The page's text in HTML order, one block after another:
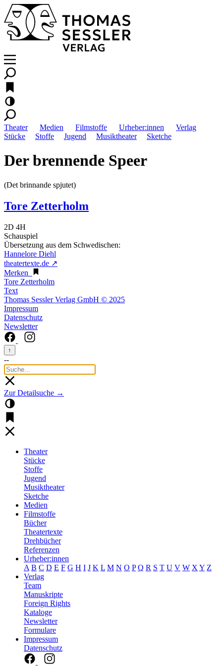
Theater Medien Filmstoffe Urheber:innen
Verlag
Stücke
Stoffe Jugend Musiktheater Sketche
Der brennende Speer
(Det brinnande spjutet)
Tore Zetterholm
2D 4H
Schauspiel
Übersetzung aus dem Schwedischen:
Hannelore Diehl
theatertexte.de ↗
Merken
Tore Zetterholm
Text
Thomas Sessler Verlag GmbH © 2025
Impressum
Datenschutz
Newsletter
↑
--
Zur Detailsuche →
Theater
Stücke
Stoffe
Jugend
Musiktheater
Sketche
Medien
Filmstoffe
Bücher
Theatertexte
Drehbücher
Referenzen
Urheber:innen
A B C D E F G H I J K L M N O P Q R S T U V W X Y Z
Verlag
Team
Manuskripte
Foreign Rights
Kataloge
Newsletter
Formulare
Impressum
Datenschutz